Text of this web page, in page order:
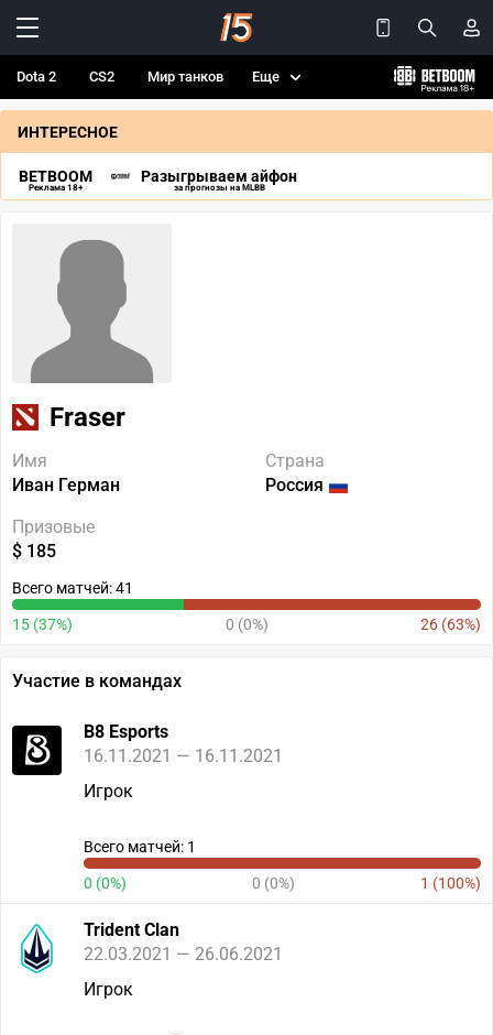
Dota 2 CS2 Мир танков Еще
ИНТЕРЕСНОЕ
BETBOOM
Реклама 18+
Разыгрываем айфон
за прогнозы на MLBB
Fraser
Имя
Иван Герман
Страна
Россия
Призовые
$ 185
Всего матчей: 41
15 (37%) 0 (0%) 26 (63%)
Участие в командах
B8 Esports
16.11.2021 — 16.11.2021
Игрок
Всего матчей: 1
0 (0%) 0 (0%) 1 (100%)
Trident Clan
22.03.2021 — 26.06.2021
Игрок